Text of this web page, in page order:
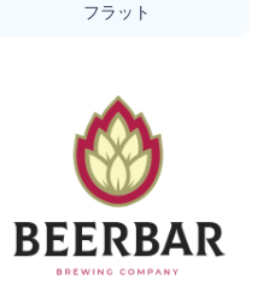
フラット